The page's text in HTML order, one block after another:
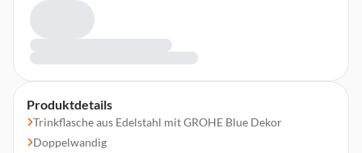
Produktdetails
Trinkflasche aus Edelstahl mit GROHE Blue Dekor
Doppelwandig